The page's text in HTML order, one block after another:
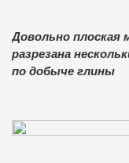
Довольно плоская
разрезана
по добыче глины